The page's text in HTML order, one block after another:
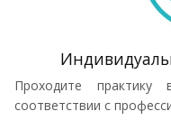
Проходите
соответствии с